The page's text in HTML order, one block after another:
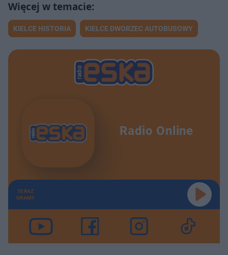
KIELCE HISTORIA KIELCE DWORZEC AUTOBUSOWY
Radio Online
TERAZ
GRAMY